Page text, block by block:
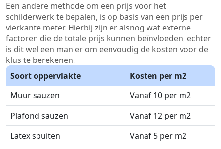
Een andere methode om een prijs voor het
schilderwerk te bepalen, is op basis van een prijs per
vierkante meter. Hierbij zijn er alsnog wat externe
factoren die de totale prijs kunnen beïnvloeden, echter
is dit wel een manier om eenvoudig de kosten voor de
klus te berekenen.
Soort oppervlakte
Kosten per m2
Muur sauzen
Vanaf 10 per m2
Plafond sauzen
Vanaf 12 per m2
Latex spuiten
Vanaf 5 per m2